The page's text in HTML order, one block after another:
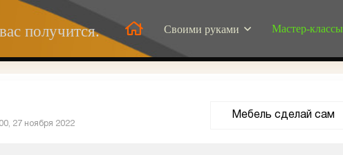
получится. Своими руками Мастер-классы
27 ноября 2022
Мебель сделай сам